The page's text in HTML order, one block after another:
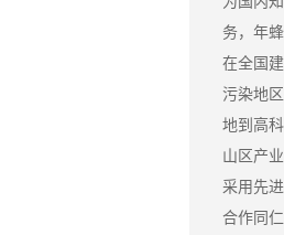
务，年
在全国
污染地
地到高
山区产
采用先
合作同仁